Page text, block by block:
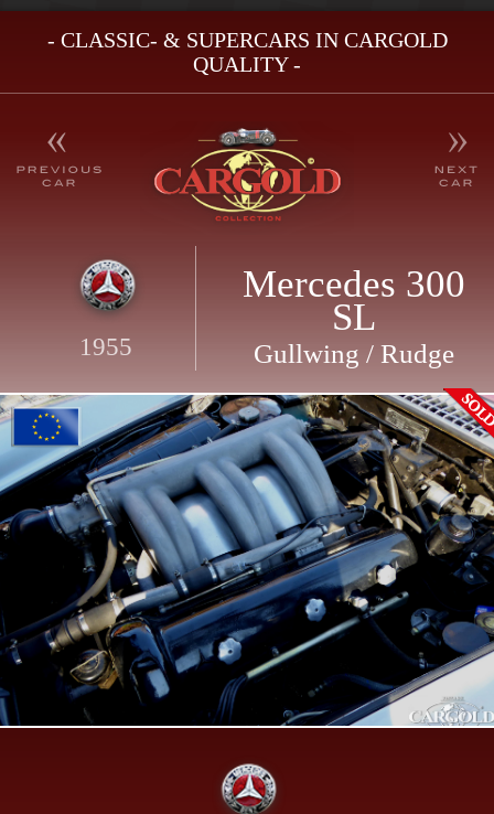
- CLASSIC- & SUPERCARS IN CARGOLD
QUALITY -
1955
Mercedes 300
SL
Gullwing / Rudge